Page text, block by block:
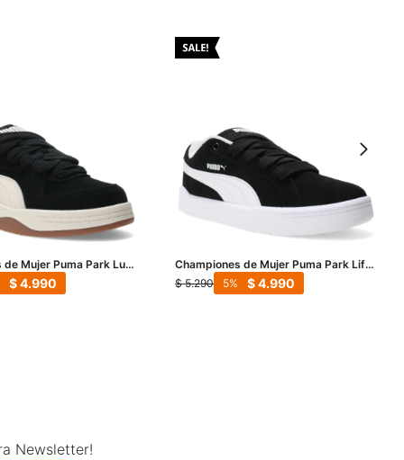
Mujer Puma Park Luna
Beige
$4.990
Championes de Mujer Puma Park Life
Style Easy - Negro - Blanco
$ 5.290 $4.990
5
Newsletter!